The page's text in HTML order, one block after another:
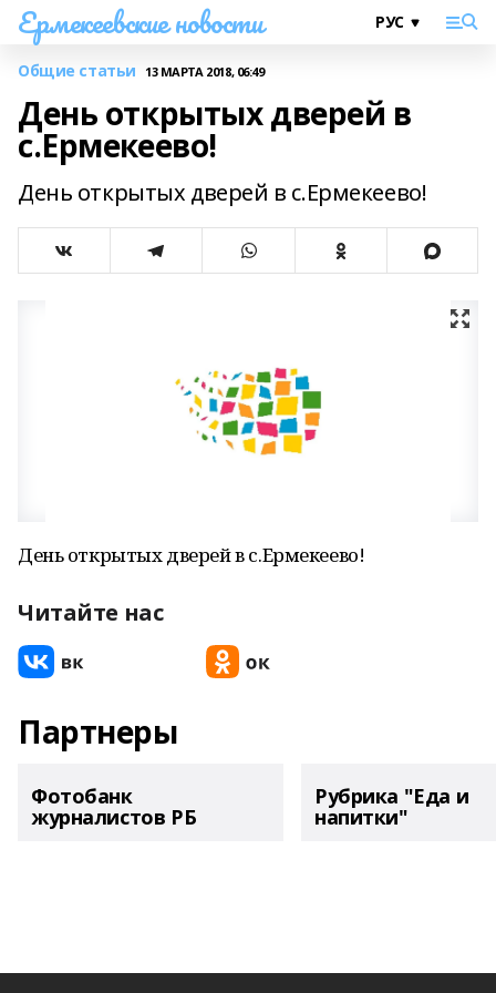
Ермекеевские новости
Общие статьи 13 МАРТА 2018, 06:49
День открытых дверей в
с.Ермекеево!
День открытых дверей в с.Ермекеево!
День открытых дверей в с.Ермекеево!
Читайте нас
Партнеры
Фотобанк
журналистов РБ
Рубрика "Еда и
напитки"